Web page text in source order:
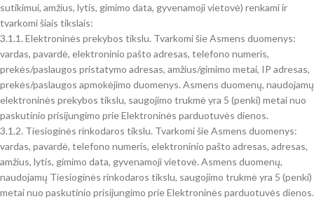
sutikimui, amžius, lytis, gimimo data, gyvenamoji vietovė) renkami ir
tvarkomi šiais tikslais:
3.1.1. Elektroninės prekybos tikslu. Tvarkomi šie Asmens duomenys:
vardas, pavardė, elektroninio pašto adresas, telefono numeris,
prekės/paslaugos pristatymo adresas, amžius/gimimo metai, IP adresas,
prekės/paslaugos apmokėjimo duomenys. Asmens duomenų, naudojamų
elektroninės prekybos tikslu, saugojimo trukmė yra 5 (penki) metai nuo
paskutinio prisijungimo prie Elektroninės parduotuvės dienos.
3.1.2. Tiesioginės rinkodaros tikslu. Tvarkomi šie Asmens duomenys:
vardas, pavardė, telefono numeris, elektroninio pašto adresas, adresas,
amžius, lytis, gimimo data, gyvenamoji vietovė. Asmens duomenų,
naudojamų Tiesioginės rinkodaros tikslu, saugojimo trukmė yra 5 (penki)
metai nuo paskutinio prisijungimo prie Elektroninės parduotuvės dienos.